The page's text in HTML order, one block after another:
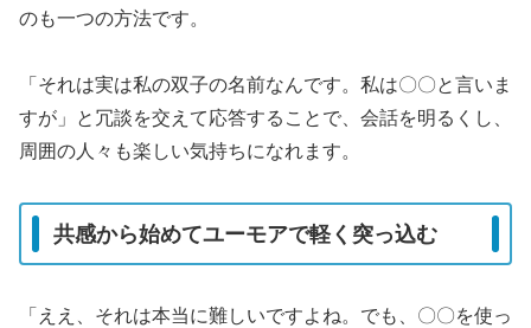
のも一つの方法です。
「それは実は私の双子の名前なんです。私は〇〇と言いま
すが」と冗談を交えて応答することで、会話を明るくし、
周囲の人々も楽しい気持ちになれます。
共感から始めてユーモアで軽く突っ込む
「ええ、それは本当に難しいですよね。でも、〇〇を使っ